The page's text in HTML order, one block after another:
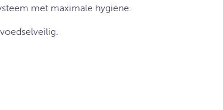
met maximale hygiëne.